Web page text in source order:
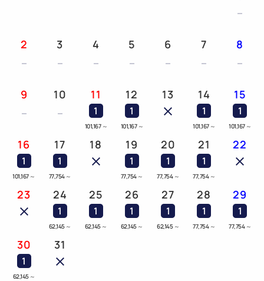
2 3 4 5 6 7 8
9 10 11
1
101,167 ～
12
1
101,167 ～
13 14
1
101,167 ～
15
1
101,167 ～
16
1
101,167 ～
17
1
77,754 ～
18 19
1
77,754 ～
20
1
77,754 ～
21
1
77,754 ～
22
23 24
1
62,145 ～
25
1
62,145 ～
26
1
62,145 ～
27
1
62,145 ～
28
1
77,754 ～
29
1
77,754 ～
30
1
62,145 ～
31